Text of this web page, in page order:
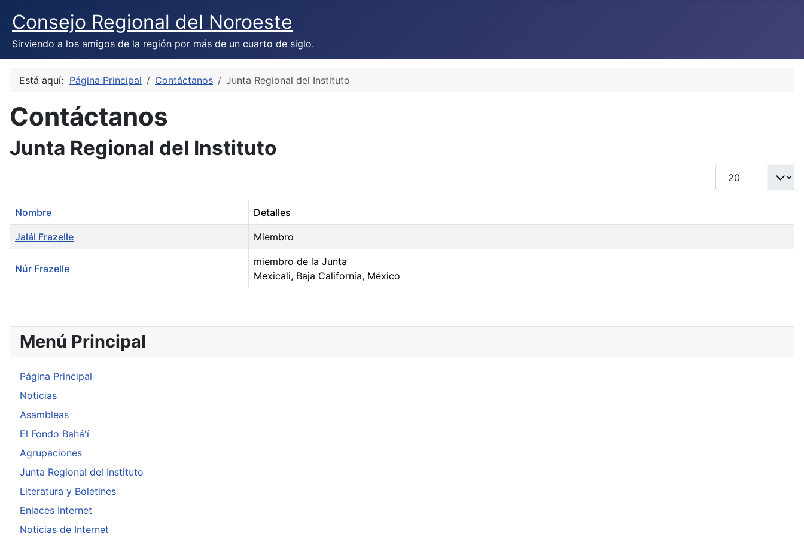
Consejo Regional del Noroeste
Sirviendo a los amigos de la región por más de un cuarto de siglo.
Menú Principal
Página Principal
Noticias
Asambleas
El Fondo Bahá'í
Agrupaciones
Junta Regional del Instituto
Literatura y Boletines
Enlaces Internet
Noticias de Internet
Está aquí: Página Principal Contáctanos Junta Regional del Instituto
Contáctanos
Junta Regional del Instituto
Cantidad
Nombre Detalles
Jalál Frazelle Miembro
Núr Frazelle
miembro de la Junta
Mexicali, Baja California, México